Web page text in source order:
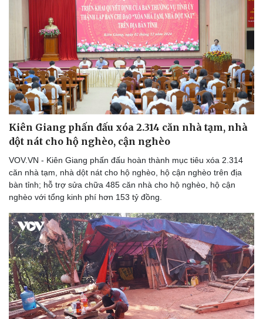
Kiên Giang phấn đấu xóa 2.314 căn nhà tạm, nhà
dột nát cho hộ nghèo, cận nghèo
VOV.VN - Kiên Giang phấn đấu hoàn thành mục tiêu xóa 2.314
căn nhà tạm, nhà dột nát cho hộ nghèo, hộ cận nghèo trên địa
bàn tỉnh; hỗ trợ sửa chữa 485 căn nhà cho hộ nghèo, hộ cận
nghèo với tổng kinh phí hơn 153 tỷ đồng.